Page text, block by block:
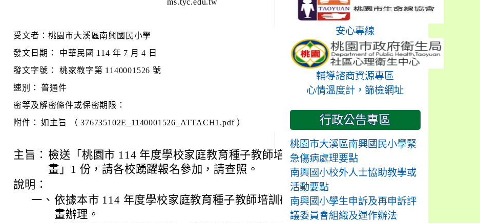
ms.tyc.edu.tw
受文者：桃園市大溪區南興國民小學
發文日期：
中華民國 114 年 7 月 4 日
發文字號：
桃家教字第 1140001526 號
速別：
普通件
密等及解密條件或保密期限：
附件：
如主旨 （ 376735102E_1140001526_ATTACH1.pdf ）
主旨： 檢送「桃園市 114 年度學校家庭教育種子教師培訓實施計
畫」1 份，請各校踴躍報名參加，請查照。
說明：
一、 依據本市 114 年度學校家庭教育種子教師培訓研習實施計
畫辦理。
安心專線
輔導諮商資源專區
心情溫度計，篩檢網址
行政公告專區
桃園市大溪區南興國民小學緊
急傷病處理要點
南興國小校外人士協助教學或
活動要點
南興國小學生申訴及再申訴評
議委員會組織及運作辦法